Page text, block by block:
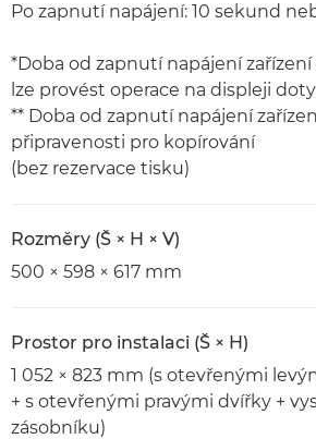
Po zapnutí napájení: 10 sekund
*Doba od zapnutí napájení
lze provést operace na displeji
** Doba od zapnutí napájení
připravenosti pro kopírování
(bez rezervace tisku)
Rozměry (Š × H × V)
500 × 598 × 617 mm
Prostor pro instalaci (Š × H)
1 052 × 823 mm (s otevřenými
+ s otevřenými pravými dvířky +
zásobníku)